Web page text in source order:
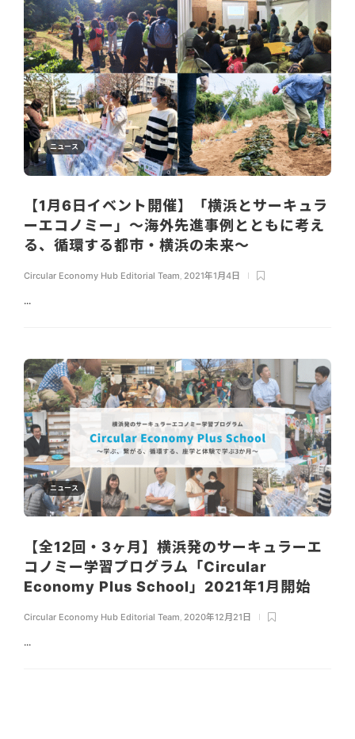
ニュース
【1月6日イベント開催】「横浜とサーキュラ
ーエコノミー」～海外先進事例とともに考え
る、循環する都市・横浜の未来〜
Circular Economy Hub Editorial Team 2021年1月4日
...
ニュース
【全12回・3ヶ月】横浜発のサーキュラーエ
コノミー学習プログラム「Circular
Economy Plus School」2021年1月開始
Circular Economy Hub Editorial Team 2020年12月21日
...